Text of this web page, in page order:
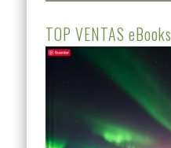
TOP VENTAS eBooks